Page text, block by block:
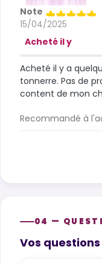
Note
15/04/2025
Acheté il y
Acheté il y a
tonnerre. Pas de
content de mon
Recommandé à
04 —
Product questions
Vos